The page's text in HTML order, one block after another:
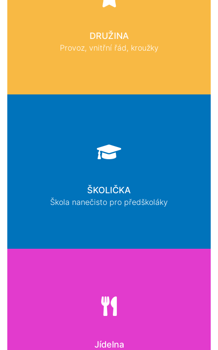
DRUŽINA
Provoz, vnitřní řád, kroužky
ŠKOLIČKA
Škola nanečisto pro předškoláky
Jídelna